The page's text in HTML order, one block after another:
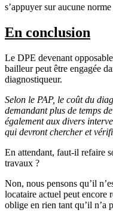
s’appuyer sur aucune
En conclusion
Le DPE devenant
bailleur peut être engagée
diagnostiqueur.
Selon le PAP, le coût du
demandant plus de temps
également aux divers
qui devront chercher et
En attendant, faut-il refaire
travaux ?
Non, nous pensons qu’il
locataire actuel peut encore
oblige en rien tant qu’il n’a